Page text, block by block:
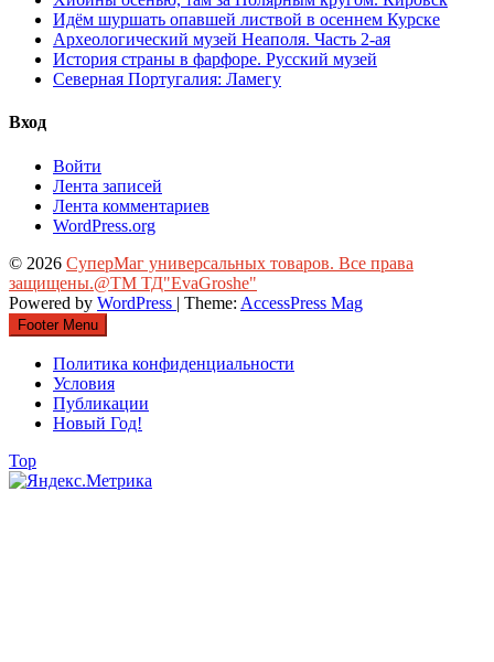
Идём шуршать опавшей листвой в осеннем Курске
Археологический музей Неаполя. Часть 2-ая
История страны в фарфоре. Русский музей
Северная Португалия: Ламегу
Вход
Войти
Лента записей
Лента комментариев
WordPress.org
© 2026 СуперМаг универсальных товаров. Все права
защищены.@ТМ ТД"EvaGroshe"
Powered by WordPress | Theme: AccessPress Mag
Footer Menu
Политика конфиденциальности
Условия
Публикации
Новый Год!
Top